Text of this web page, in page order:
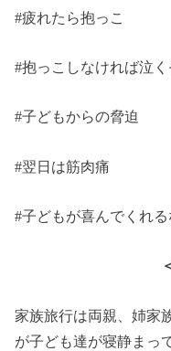
#疲れたら抱っこ
#抱っこしなければ泣
#子どもからの脅迫
#翌日は筋肉痛
#子どもが喜んでくれ
家族旅行は両親、姉家
が子ども達が寝静まっ